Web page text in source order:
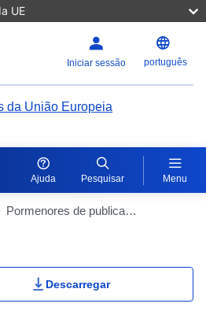
UE
Iniciar sessão português
da União Europeia
Ajuda Pesquisar Menu
Pormenores de publicação
Actions Portlet
Descarregar